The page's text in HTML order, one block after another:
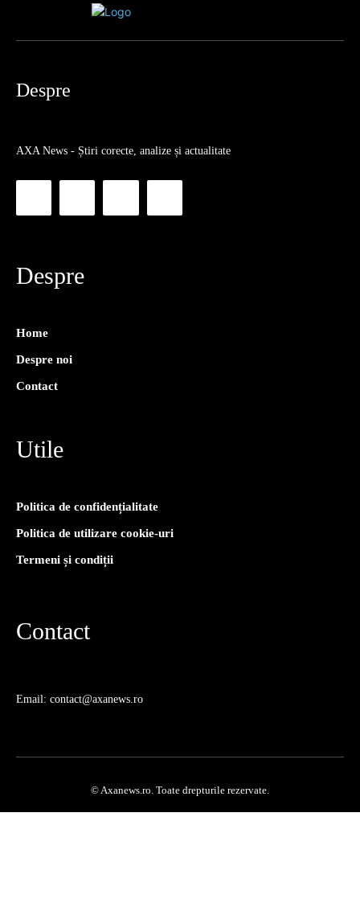
Despre
AXA News - Știri corecte, analize și actualitate
Despre
Home
Despre noi
Contact
Utile
Politica de confidențialitate
Politica de utilizare cookie-uri
Termeni și condiții
Contact
Email: contact@axanews.ro
© Axanews.ro. Toate drepturile rezervate.